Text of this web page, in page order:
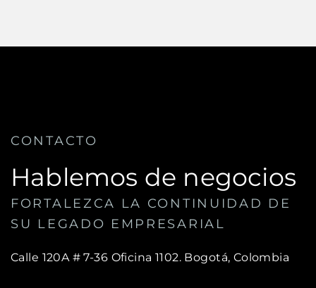
CONTACTO
Hablemos de negocios
FORTALEZCA LA CONTINUIDAD DE
SU LEGADO EMPRESARIAL
Calle 120A # 7-36 Oficina 1102. Bogotá, Colombia